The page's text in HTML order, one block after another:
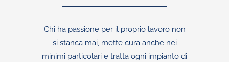
Chi ha passione per il proprio lavoro non
si stanca mai, mette cura anche nei
minimi particolari e tratta ogni impianto di